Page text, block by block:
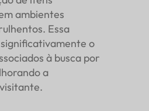
ambientes
Essa
o
à busca por
a